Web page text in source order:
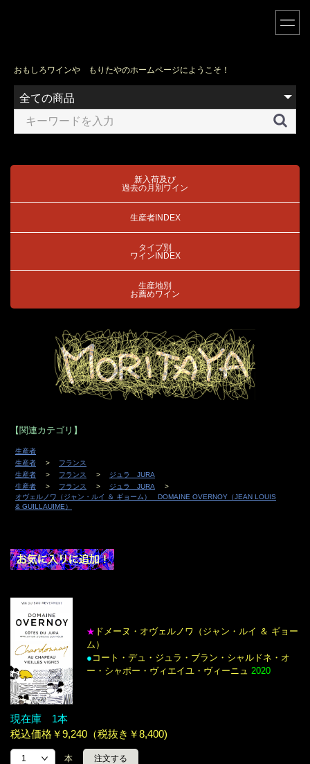
おもしろワインや もりたやのホームページにようこそ！
新入荷及び
過去の月別ワイン
生産者INDEX
タイプ別
ワインINDEX
生産地別
お薦めワイン
【関連カテゴリ】
生産者
生産者
フランス
生産者
フランス
ジュラ JURA
生産者
フランス
ジュラ JURA
オヴェルノワ（ジャン・ルイ ＆ ギョーム） DOMAINE OVERNOY（JEAN LOUIS
& GUILLAUIME）
★ ドメーヌ・オヴェルノワ（ジャン・ルイ ＆ ギョー
ム）
● コート・デュ・ジュラ・ブラン・シャルドネ・オ
ー・シャポー・ヴィエイユ・ヴィーニュ 2020
現在庫 1本
税込価格￥9,240（税抜き￥8,400)
本